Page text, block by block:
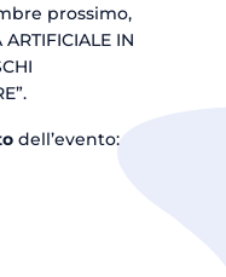
prossimo,
IN
dell’evento: